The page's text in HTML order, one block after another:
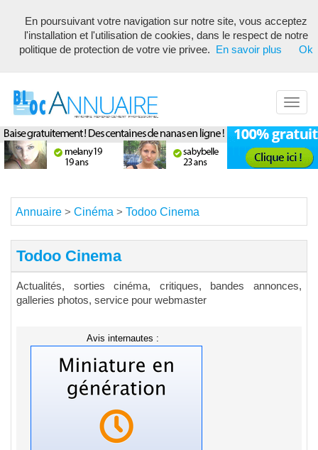
Annuaire référencement pour les webmasters, optimisé seo avec
description unique de votre fiche pour proposer du contenu pertinent
pour les moteurs de recherche ! Optimiser vos fiches
Annuaire > Cinéma > Todoo Cinema
Todoo Cinema
Actualités, sorties cinéma, critiques, bandes annonces,
galleries photos, service pour webmaster
Avis internautes :
En poursuivant votre navigation sur notre site, vous acceptez
l'installation et l'utilisation de cookies, dans le respect de notre
politique de protection de votre vie privee.
En savoir plus Ok